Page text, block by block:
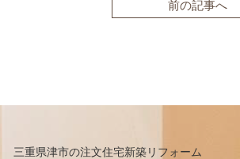
前の記事へ
三重県津市の注文住宅新築リフォーム